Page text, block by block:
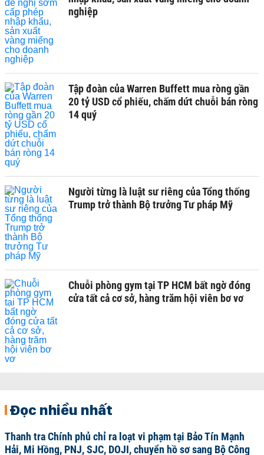
nghiệp
Tập đoàn của Warren Buffett mua ròng gần
20 tỷ USD cổ phiếu, chấm dứt chuỗi bán ròng
14 quý
Người từng là luật sư riêng của Tổng thống
Trump trở thành Bộ trưởng Tư pháp Mỹ
Chuỗi phòng gym tại TP HCM bất ngờ đóng
cửa tất cả cơ sở, hàng trăm hội viên bơ vơ
Đọc nhiều nhất
Thanh tra Chính phủ chỉ ra loạt vi phạm tại Bảo Tín Mạnh
Hải, Mi Hồng, PNJ, SJC, DOJI, chuyển hồ sơ sang Bộ Công